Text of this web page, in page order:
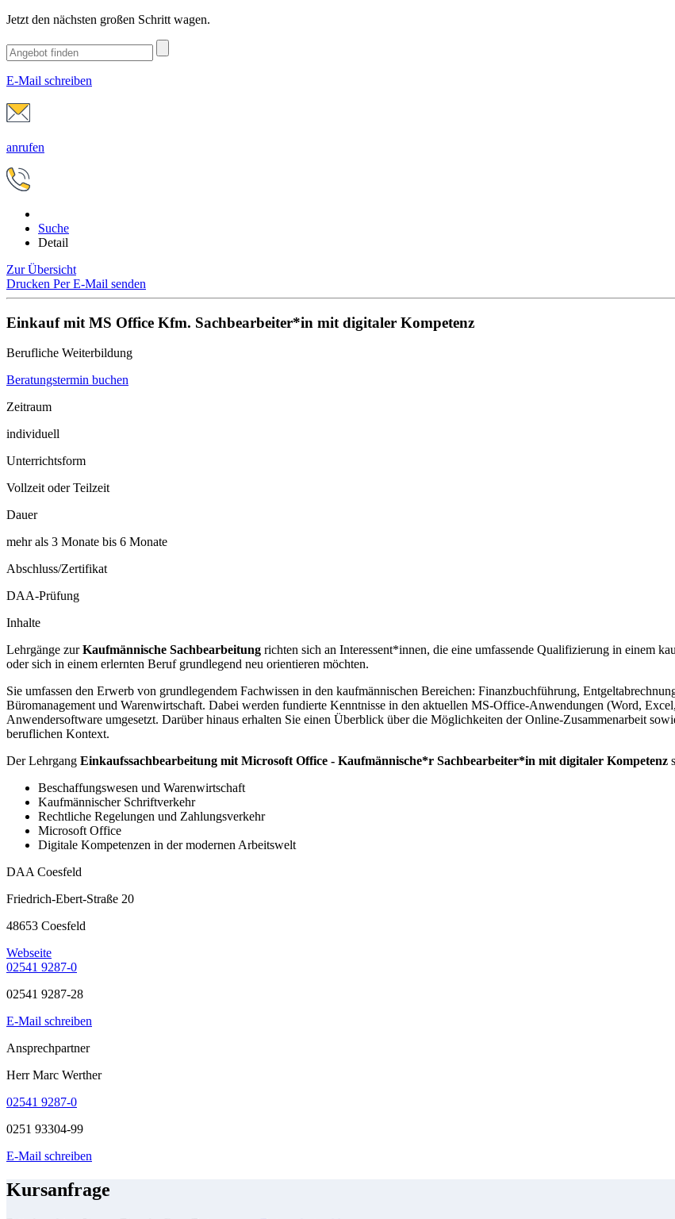
Jetzt den nächsten großen Schritt wagen.
E-Mail schreiben
anrufen
Suche
Detail
Zur Übersicht
Drucken Per E-Mail senden
Einkauf mit MS Office Kfm. Sachbearbeiter*in mit digitaler Kompetenz
Berufliche Weiterbildung
Beratungstermin buchen
Zeitraum
individuell
Unterrichtsform
Vollzeit oder Teilzeit
Dauer
mehr als 3 Monate bis 6 Monate
Abschluss/Zertifikat
DAA-Prüfung
Inhalte
Lehrgänge zurKaufmännische Sachbearbeitung richten sich an Interessent*innen, die eine umfassende Qualifizierung in einem
oder sich in einem erlernten Beruf grundlegend neu orientieren möchten.
Sie umfassen den Erwerb von grundlegendem Fachwissen in den kaufmännischen Bereichen: Finanzbuchführung,
Büromanagement und Warenwirtschaft. Dabei werden fundierte Kenntnisse in den aktuellen MS-Office-Anwendungen (Word,
Anwendersoftware umgesetzt. Darüber hinaus erhalten Sie einen Überblick über die Möglichkeiten der Online-Zusammenarbeit
beruflichen Kontext.
Der Lehrgang Einkaufssachbearbeitung mit Microsoft Office - Kaufmännische*r Sachbearbeiter*in mit digitaler Kompetenz
Beschaffungswesen und Warenwirtschaft
Kaufmännischer Schriftverkehr
Rechtliche Regelungen und Zahlungsverkehr
Microsoft Office
Digitale Kompetenzen in der modernen Arbeitswelt
DAA Coesfeld
Friedrich-Ebert-Straße 20
48653 Coesfeld
Webseite
02541 9287-0
02541 9287-28
E-Mail schreiben
Ansprechpartner
Herr Marc Werther
02541 9287-0
0251 93304-99
E-Mail schreiben
Kursanfrage